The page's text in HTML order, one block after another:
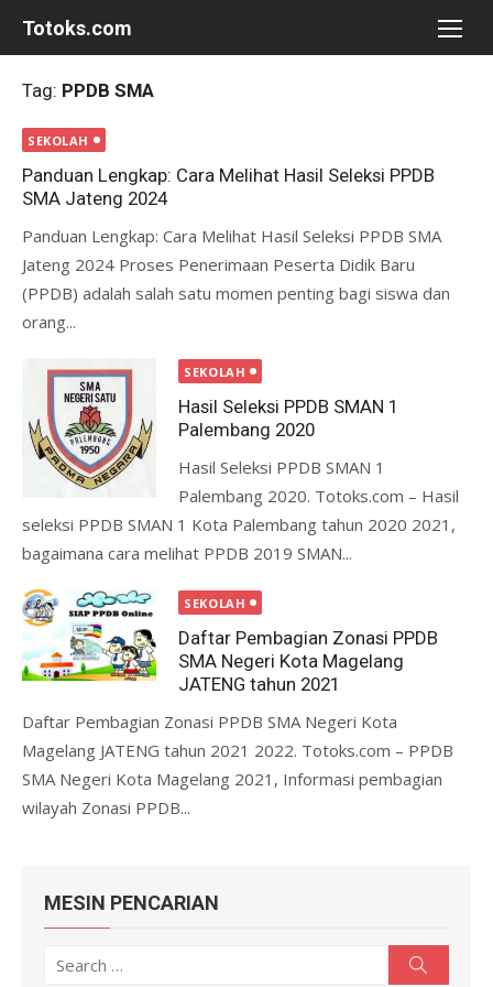
Totoks.com
Tag: PPDB SMA
SEKOLAH
Panduan Lengkap: Cara Melihat Hasil Seleksi PPDB
SMA Jateng 2024
Panduan Lengkap: Cara Melihat Hasil Seleksi PPDB SMA
Jateng 2024 Proses Penerimaan Peserta Didik Baru
(PPDB) adalah salah satu momen penting bagi siswa dan
orang...
SEKOLAH
Hasil Seleksi PPDB SMAN 1
Palembang 2020
Hasil Seleksi PPDB SMAN 1
Palembang 2020. Totoks.com – Hasil
seleksi PPDB SMAN 1 Kota Palembang tahun 2020 2021,
bagaimana cara melihat PPDB 2019 SMAN...
SEKOLAH
Daftar Pembagian Zonasi PPDB
SMA Negeri Kota Magelang
JATENG tahun 2021
Daftar Pembagian Zonasi PPDB SMA Negeri Kota
Magelang JATENG tahun 2021 2022. Totoks.com – PPDB
SMA Negeri Kota Magelang 2021, Informasi pembagian
wilayah Zonasi PPDB...
MESIN PENCARIAN
Search